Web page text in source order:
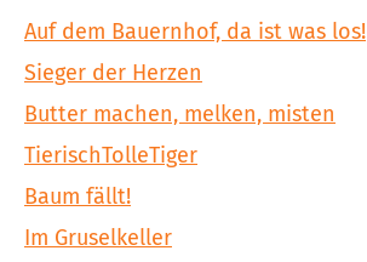
Auf dem Bauernhof, da ist was los!
Sieger der Herzen
Butter machen, melken, misten
TierischTolleTiger
Baum fällt!
Im Gruselkeller